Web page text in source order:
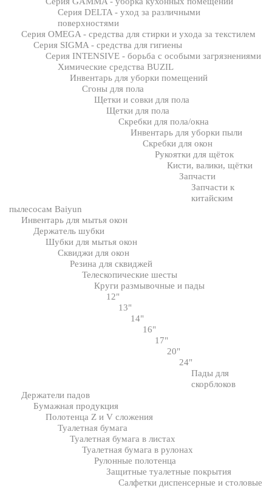
Серия DELTA - уход за различными
поверхностями
Серия OMEGA - средства для стирки и ухода за текстилем
Серия SIGMA - средства для гигиены
Серия INTENSIVE - борьба с особыми загрязнениями
Химические средства BUZIL
Инвентарь для уборки помещений
Сгоны для пола
Щетки и совки для пола
Щетки для пола
Скребки для пола/окна
Инвентарь для уборки пыли
Скребки для окон
Рукоятки для щёток
Кисти, валики, щётки
Запчасти
Запчасти к
китайским
пылесосам Baiyun
Инвентарь для мытья окон
Держатель шубки
Шубки для мытья окон
Сквиджи для окон
Резина для сквиджей
Телескопические шесты
Круги размывочные и пады
12"
13"
14"
16"
17"
20"
24"
Пады для
скорблоков
Держатели падов
Бумажная продукция
Полотенца Z и V сложения
Туалетная бумага
Туалетная бумага в листах
Туалетная бумага в рулонах
Рулонные полотенца
Защитные туалетные покрытия
Салфетки диспенсерные и столовые